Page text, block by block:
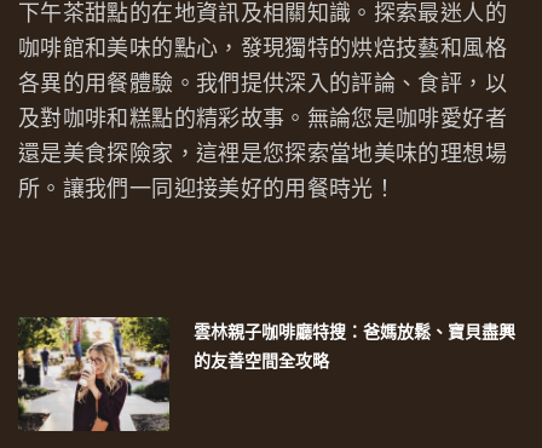
下午茶甜點的在地資訊及相關知識。探索最迷人的
咖啡館和美味的點心，發現獨特的烘焙技藝和風格
各異的用餐體驗。我們提供深入的評論、食評，以
及對咖啡和糕點的精彩故事。無論您是咖啡愛好者
還是美食探險家，這裡是您探索當地美味的理想場
所。讓我們一同迎接美好的用餐時光！
雲林親子咖啡廳特搜：爸媽放鬆、寶貝盡興
的友善空間全攻略